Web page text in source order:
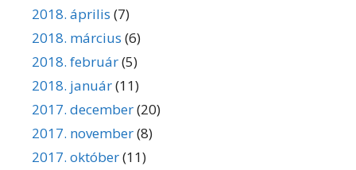
2018. április (7)
2018. március (6)
2018. február(5)
2018. január(11)
2017. december(20)
2017. november(8)
2017. október(11)